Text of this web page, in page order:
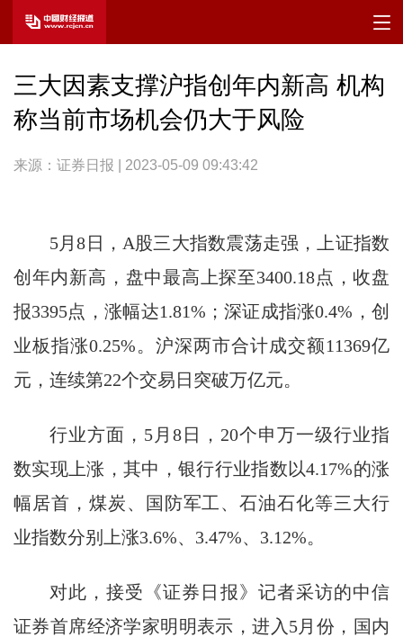
三大因素支撑沪指创年内新高 机构
称当前市场机会仍大于风险
来源：证券日报 | 2023-05-09 09:43:42
5月8日，A股三大指数震荡走强，上证指数
创年内新高，盘中最高上探至3400.18点，收盘
报3395点，涨幅达1.81%；深证成指涨0.4%，创
业板指涨0.25%。沪深两市合计成交额11369亿
元，连续第22个交易日突破万亿元。
行业方面，5月8日，20个申万一级行业指
数实现上涨，其中，银行行业指数以4.17%的涨
幅居首，煤炭、国防军工、石油石化等三大行
业指数分别上涨3.6%、3.47%、3.12%。
对此，接受《证券日报》记者采访的中信
证券首席经济学家明明表示，进入5月份，国内